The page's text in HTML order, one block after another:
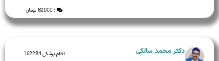
: 82000 تومان
نظام پزشکی:162284
دکتر محمد سالکی